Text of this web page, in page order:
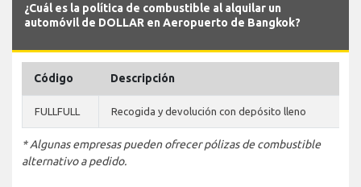
¿Cuál es la política de combustible al alquilar un
automóvil de DOLLAR en Aeropuerto de Bangkok?
Código Descripción
FULLFULL Recogida y devolución con depósito lleno
* Algunas empresas pueden ofrecer pólizas de combustible
alternativo a pedido.